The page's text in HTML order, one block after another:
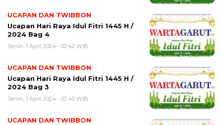
UCAPAN DAN TWIBBON
Ucapan Hari Raya Idul Fitri 1445 H /
2024 Bag 4
Senin, 1 April 2024 - 02:42 WIB
UCAPAN DAN TWIBBON
Ucapan Hari Raya Idul Fitri 1445 H /
2024 Bag 3
Senin, 1 April 2024 - 02:40 WIB
UCAPAN DAN TWIBBON